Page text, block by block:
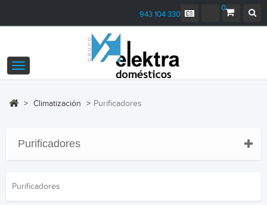
0
943 104 330
Navegación
Toggle
> Climatización > Purificadores
Purificadores
Purificadores